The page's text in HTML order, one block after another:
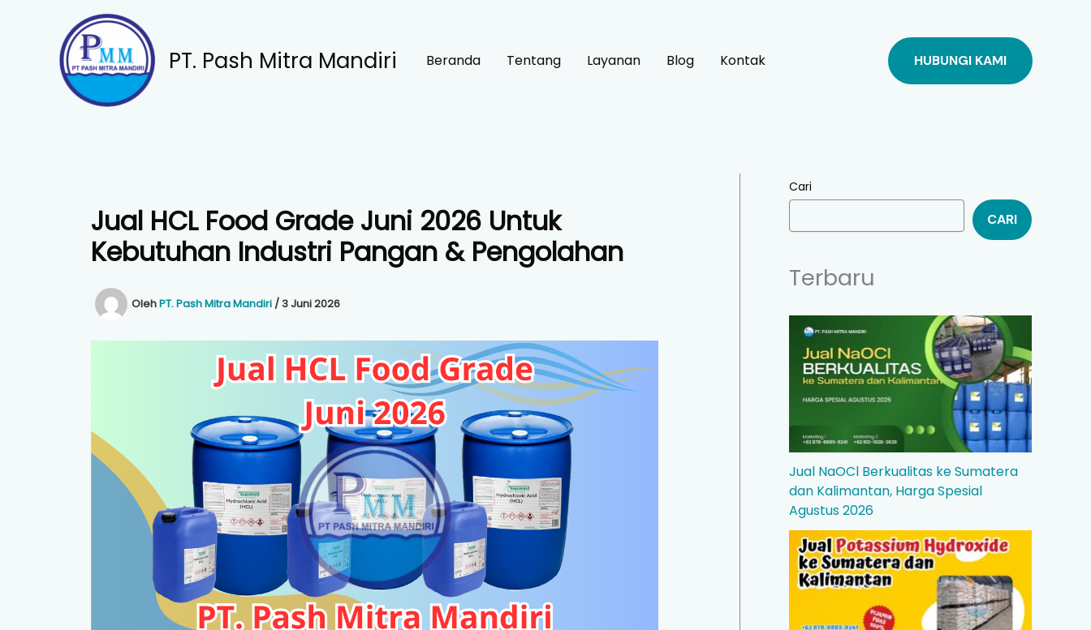
PT. Pash Mitra Mandiri Beranda Tentang Layanan Blog Kontak HUBUNGI KAMI
Jual HCL Food Grade Juni 2026 Untuk
Kebutuhan Industri Pangan & Pengolahan
OlehPT. Pash Mitra Mandiri /3 Juni 2026
Cari
CARI
Terbaru
Jual NaOCl Berkualitas ke Sumatera
dan Kalimantan, Harga Spesial
Agustus 2026